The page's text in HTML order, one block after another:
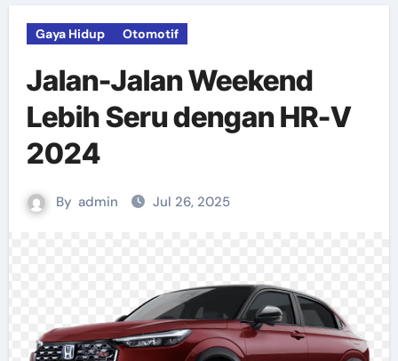
Gaya Hidup Otomotif
Jalan-Jalan Weekend
Lebih Seru dengan HR-V
2024
By admin Jul 26, 2025